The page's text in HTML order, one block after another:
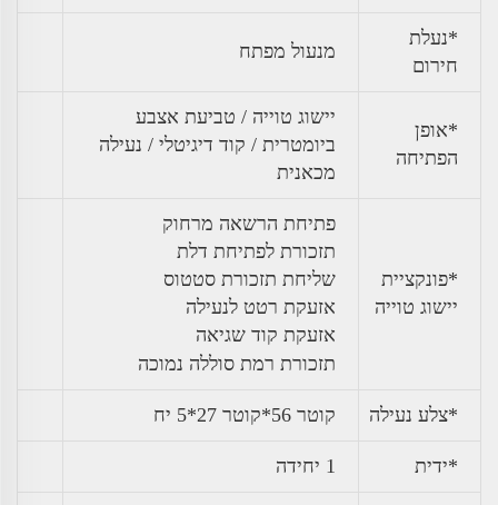
*נעלת
חירום
מנעול מפתח
*אופן
הפתיחה
יישוג טוייה / טביעת אצבע
ביומטרית / קוד דיגיטלי / נעילה
מכאנית
*פונקציית
יישוג טוייה
פתיחת הרשאה מרחוק
תזכורת לפתיחת דלת
שליחת תזכורת סטטוס
אזעקת רטט לנעילה
אזעקת קוד שגיאה
תזכורת רמת סוללה נמוכה
*צלע נעילה קוטר 56*קוטר 27*5 יח
*ידית 1 יחידה